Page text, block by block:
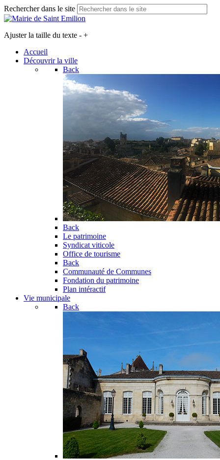
Rechercher dans le site
Ajuster la taille du texte - +
Accueil
Découvrir la ville
Back
Back
Le patrimoine
Syndicat viticole
Office de tourisme
Back
Communauté de Communes
Fondation du patrimoine
Plan intéractif
Vie municipale
Back